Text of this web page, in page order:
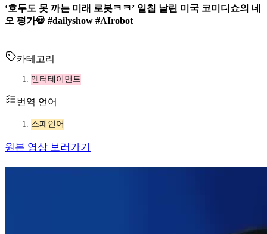
‘호두도 못 까는 미래 로봇ㅋㅋ’ 일침 날린 미국 코미디쇼의 네
오 평가💀 #dailyshow #AIrobot
카테고리
엔터테이먼트
번역 언어
스페인어
원본 영상 보러가기